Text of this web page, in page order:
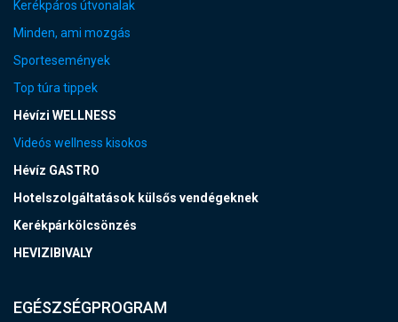
Kerékpáros útvonalak
Minden, ami mozgás
Sportesemények
Top túra tippek
Hévízi WELLNESS
Videós wellness kisokos
Hévíz GASTRO
Hotelszolgáltatások külsős vendégeknek
Kerékpárkölcsönzés
HEVIZIBIVALY
EGÉSZSÉGPROGRAM